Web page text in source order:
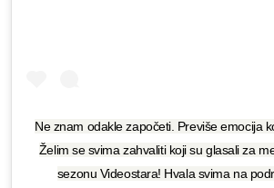
Ne znam odakle započeti. Previše emocija
Želim se svima zahvaliti koji su glasali za
sezonu Videostara! Hvala svima na